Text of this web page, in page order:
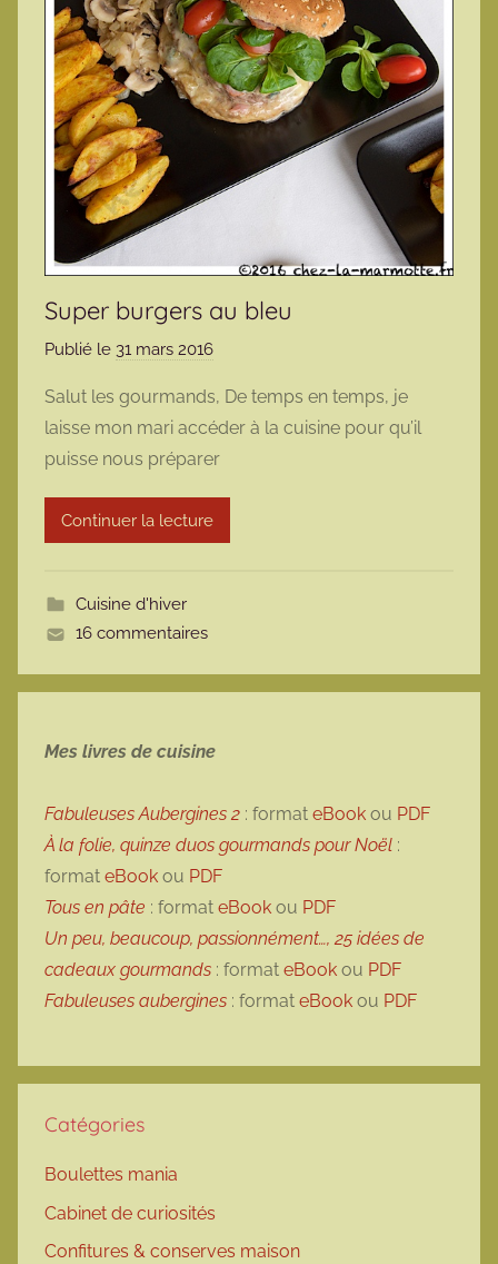
Super burgers au bleu
Publié le 31 mars 2016
r
m
a
r
Salut les gourmands, De temps en temps, je
laisse mon mari accéder à la cuisine pour qu’il
puisse nous préparer
Continuer la lecture
Cuisine d'hiver
16 commentaires
Mes livres de cuisine
Fabuleuses Aubergines 2 : format eBook ou PDF
À la folie, quinze duos gourmands pour Noël :
format eBook ou PDF
Tous en pâte : format eBook ou PDF
Un peu, beaucoup, passionnément…, 25 idées de
cadeaux gourmands : format eBook ou PDF
Fabuleuses aubergines : format eBook ou PDF
Catégories
Boulettes mania
Cabinet de curiosités
Confitures & conserves maison